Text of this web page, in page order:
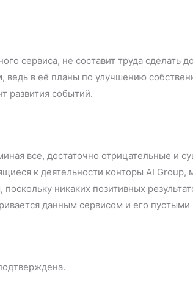
сервиса, не составит труда сделать
, ведь в её планы по улучшению
вариант
все, достаточно отрицательные и
к деятельности конторы AI
никаких позитивных
данным сервисом и его